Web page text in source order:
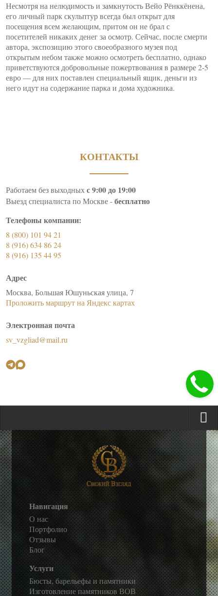
Несмотря на нелюдимость и замкнутость Вейо Рёнккёнена,
его личный парк скульптур всегда был открыт для
посещения всем желающим, притом он не брал с
посетителей никаких денег за осмотр. Сейчас, после смерти
автора, экспозицию этого своеобразного музея под
открытым небом также можно осмотреть бесплатно, однако
приветствуются добровольные пожертвования в размере 2-5
евро — для них поставлен специальный ящик, деньги из
него идут на содержание парка и дома художника.
КОНТАКТЫ
Работаем без выходныхс 9:00 до 19:00
Выезд специалиста по Москве -бесплатно
Телефоны компании:
8 (800) 101 94 21
8 (916) 634 86 24
8 (916) 135 44 95
Адрес
Москва, Большая Юшуньская улица, 7
Проложить маршрут на Яндекс картах
Электронная почта
sv_vzgliad@mail.ru
Навигация
О нас
Портфолио
Отзывы
Блог
Услуги
Бюсты, барельефы и памятники
Изготовление памятников ВОВ